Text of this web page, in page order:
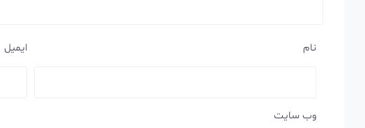
نام ایمیل
وب‌ سایت